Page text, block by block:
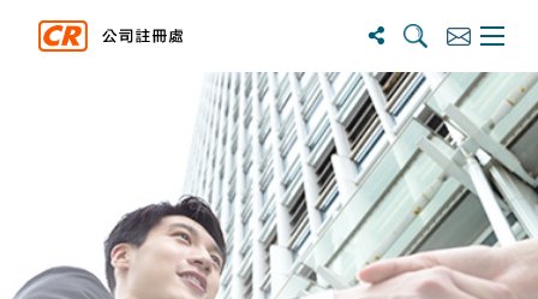
搜寻 订阅主选